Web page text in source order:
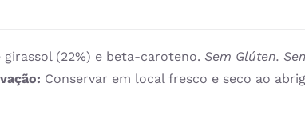
girassol (22%) e beta-caroteno.Sem Glúten.
Conservar em local fresco e seco ao